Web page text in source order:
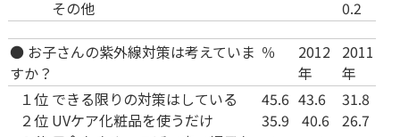
その他
0.2
● お子さんの紫外線対策は考えていま
すか？
％
2012
年
2011
年
１位
２位
できる限りの対策はしている
UVケア化粧品を使うだけ
45.6
35.9
43.6
40.6
31.8
26.7